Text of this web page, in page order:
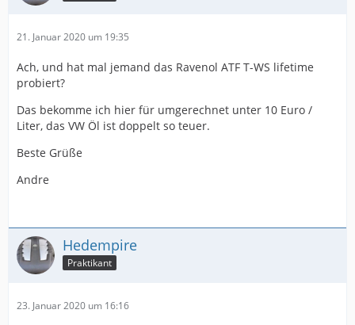
21. Januar 2020 um 19:35
Ach, und hat mal jemand das Ravenol ATF T-WS lifetime
probiert?
Das bekomme ich hier für umgerechnet unter 10 Euro /
Liter, das VW Öl ist doppelt so teuer.
Beste Grüße
Andre
Hedempire
Praktikant
23. Januar 2020 um 16:16